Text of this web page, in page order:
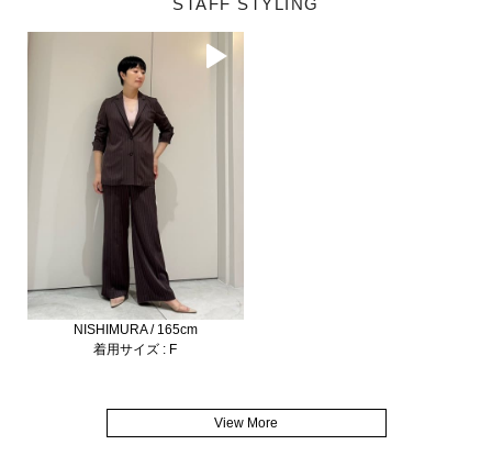
STAFF STYLING
NISHIMURA / 165cm
着用サイズ : F
View More